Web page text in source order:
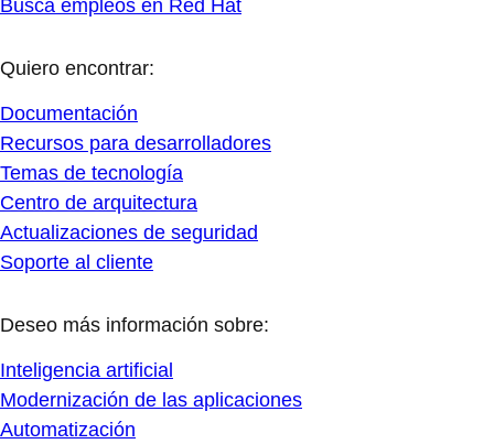
Busca empleos en Red Hat
Quiero encontrar:
Documentación
Recursos para desarrolladores
Temas de tecnología
Centro de arquitectura
Actualizaciones de seguridad
Soporte al cliente
Deseo más información sobre:
Inteligencia artificial
Modernización de las aplicaciones
Automatización